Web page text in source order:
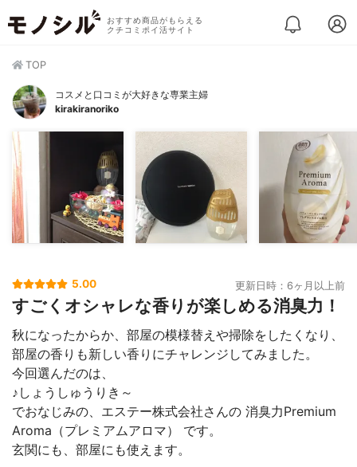
おすすめ商品がもらえる
クチコミポイ活サイト
TOP
コスメと口コミが大好きな専業主婦
kirakiranoriko
5.00 更新日時：6ヶ月以上前
すごくオシャレな香りが楽しめる消臭力！
秋になったからか、部屋の模様替えや掃除をしたくなり、
部屋の香りも新しい香りにチャレンジしてみました。
今回選んだのは、
♪しょうしゅうりき～
でおなじみの、エステー株式会社さんの 消臭力Premium
Aroma（プレミアムアロマ） です。
玄関にも、部屋にも使えます。